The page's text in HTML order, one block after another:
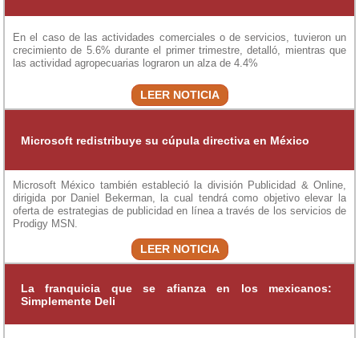
En el caso de las actividades comerciales o de servicios, tuvieron un
crecimiento de 5.6% durante el primer trimestre, detalló, mientras que
las actividad agropecuarias lograron un alza de 4.4%
LEER NOTICIA
Microsoft redistribuye su cúpula directiva en México
Microsoft México también estableció la división Publicidad & Online,
dirigida por Daniel Bekerman, la cual tendrá como objetivo elevar la
oferta de estrategias de publicidad en línea a través de los servicios de
Prodigy MSN.
LEER NOTICIA
La franquicia que se afianza en los mexicanos:
Simplemente Deli